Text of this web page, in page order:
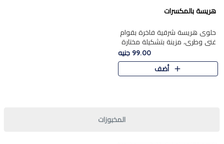
هريسة بالمكسرات
حلوى هريسة شرقية فاخرة بقوام
غني وطري، مزينة بتشكيلة مختارة
من المكسرات الفاخرة التي تضيف
قرمشة مميزة ونكهة غنية في كل
قطعة. تجمع بين المذاق..
99.00 جنيه
أضف
المخبوزات